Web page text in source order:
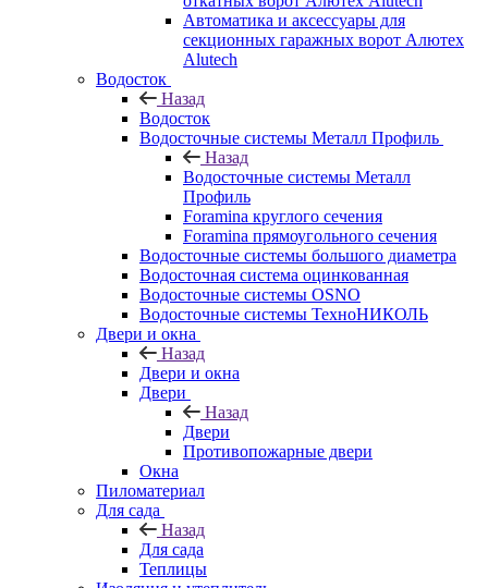
Автоматика и аксессуары для
секционных гаражных ворот Алютех
Alutech
Водосток
Назад
Водосток
Водосточные системы Металл Профиль
Назад
Водосточные системы Металл
Профиль
Foramina круглого сечения
Foramina прямоугольного сечения
Водосточные системы большого диаметра
Водосточная система оцинкованная
Водосточные системы OSNO
Водосточные системы ТехноНИКОЛЬ
Двери и окна
Назад
Двери и окна
Двери
Назад
Двери
Противопожарные двери
Окна
Пиломатериал
Для сада
Назад
Для сада
Теплицы